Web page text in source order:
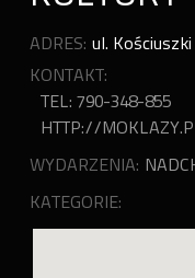
ADRES: ul. Kościuszki
KONTAKT:
TEL: 790-348-855
HTTP://
WYDARZENIA:
KATEGORIE: